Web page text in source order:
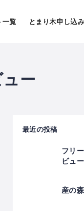
一覧 とまり木申し込み
ー
最近の投稿
フリ
ビュー
産の